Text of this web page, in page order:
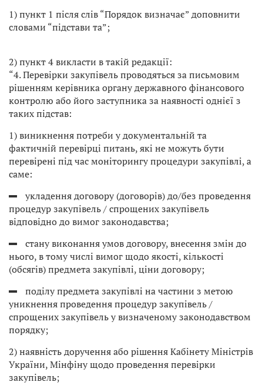
1) пункт 1 після слів “Порядок визначає” доповнити
словами “підстави та”;
2) пункт 4 викласти в такій редакції:
“4. Перевірки закупівель проводяться за письмовим
рішенням керівника органу державного фінансового
контролю або його заступника за наявності однієї з
таких підстав:
1) виникнення потреби у документальній та
фактичній перевірці питань, які не можуть бути
перевірені під час моніторингу процедури закупівлі, а
саме:
укладення договору (договорів) до/без проведення
процедур закупівель / спрощених закупівель
відповідно до вимог законодавства;
стану виконання умов договору, внесення змін до
нього, в тому числі вимог щодо якості, кількості
(обсягів) предмета закупівлі, ціни договору;
поділу предмета закупівлі на частини з метою
уникнення проведення процедур закупівель /
спрощених закупівель у визначеному законодавством
порядку;
2) наявність доручення або рішення Кабінету Міністрів
України, Мінфіну щодо проведення перевірки
закупівель;